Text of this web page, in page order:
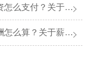
资支付有哪些规定呢？
薪酬有哪些规定呢？​